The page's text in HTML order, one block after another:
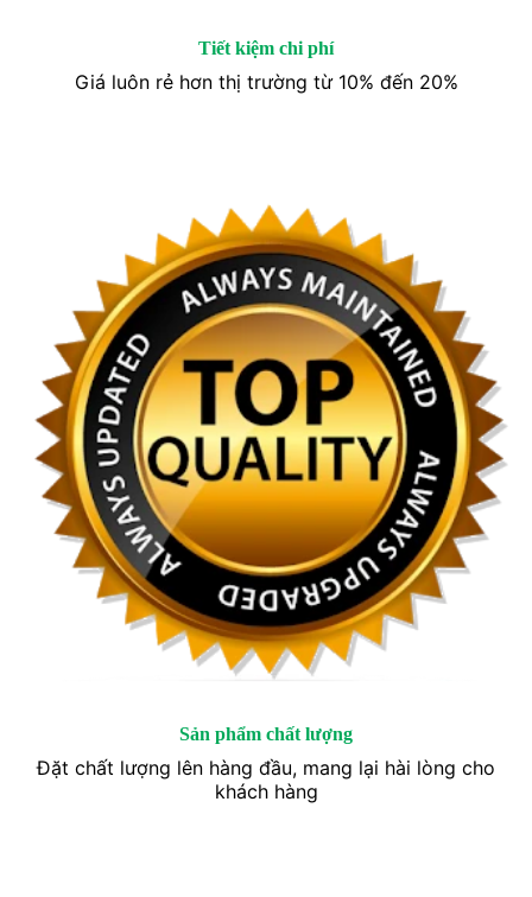
Tiết kiệm chi phí
Giá luôn rẻ hơn thị trường từ 10% đến 20%
Sản phẩm chất lượng
Đặt chất lượng lên hàng đầu, mang lại hài lòng cho
khách hàng